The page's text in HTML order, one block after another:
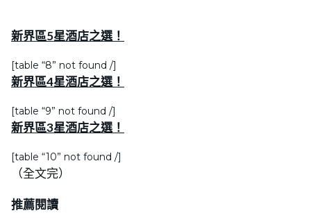
新界區5星酒店之選！
[table “8” not found /]
新界區4星酒店之選！
[table “9” not found /]
新界區3星酒店之選！
[table “10” not found /]
（全文完）
推薦閱讀